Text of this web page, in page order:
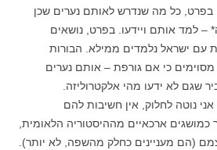
בפרט, כל מה שנדרש לאותם נערים שכן
– למד אותם ויידעו. בפרט, נושאים
עם ישראל נלמדים ממילא. הבורות
כי אם גורפת – אותם נערים
שגם לא ידעו מהי אלקטרוליזה.
נוטה לחלוק, אין חשיבות להם
ארכאיים מההיסטוריה הלאומית,
(הם מעניינים כחלק מהשפה, לא יותר).